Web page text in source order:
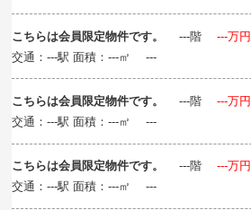
こちらは会員限定物件です。 ‐‐‐階‐‐‐万円
交通：‐‐‐駅 面積：‐‐‐㎡ ‐‐‐
こちらは会員限定物件です。 ‐‐‐階‐‐‐万円
交通：‐‐‐駅 面積：‐‐‐㎡ ‐‐‐
こちらは会員限定物件です。 ‐‐‐階‐‐‐万円
交通：‐‐‐駅 面積：‐‐‐㎡ ‐‐‐